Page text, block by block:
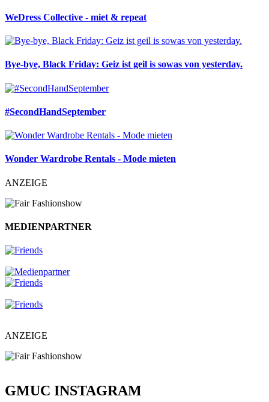
WeDress Collective - miet & repeat
Bye-bye, Black Friday: Geiz ist geil is sowas von yesterday.
#SecondHandSeptember
Wonder Wardrobe Rentals - Mode mieten
ANZEIGE
MEDIENPARTNER
ANZEIGE
GMUC INSTAGRAM